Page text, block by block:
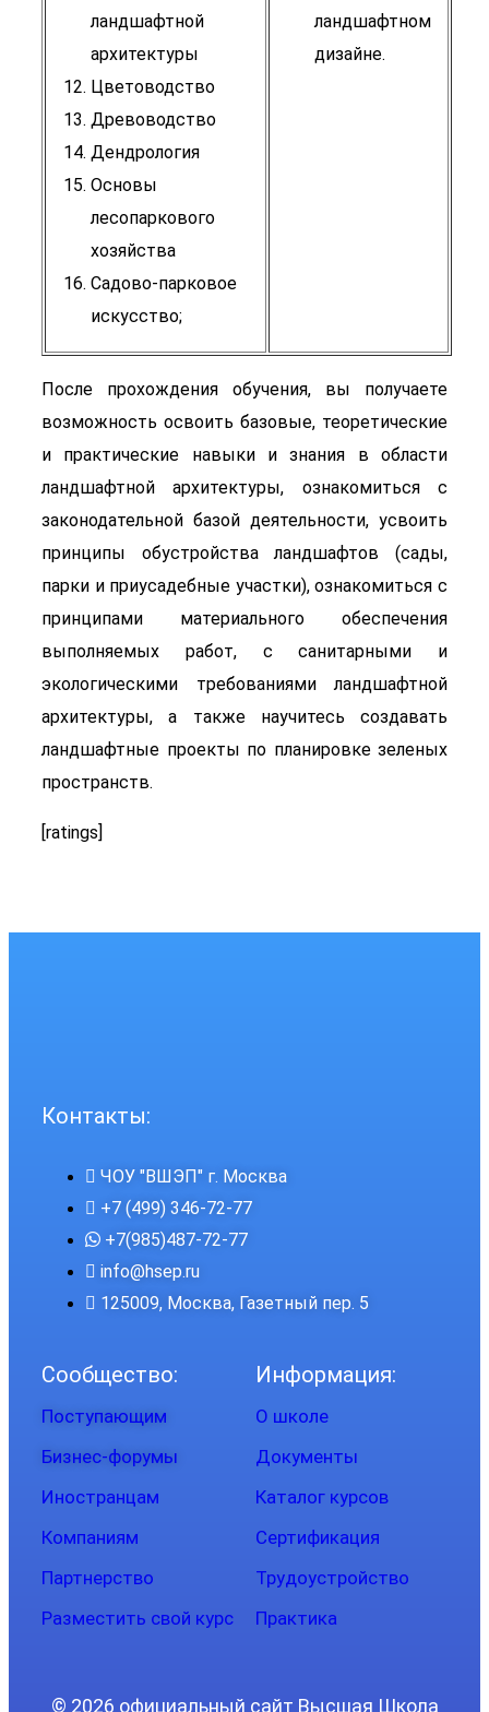
ландшафтной
архитектуры
Цветоводство
Древоводство
Дендрология
Основы
лесопаркового
хозяйства
Садово-парковое
искусство;
ландшафтном
дизайне.
После прохождения обучения, вы получаете
возможность освоить базовые, теоретические
и практические навыки и знания в области
ландшафтной архитектуры, ознакомиться с
законодательной базой деятельности, усвоить
принципы обустройства ландшафтов (сады,
парки и приусадебные участки), ознакомиться с
принципами материального обеспечения
выполняемых работ, с санитарными и
экологическими требованиями ландшафтной
архитектуры, а также научитесь создавать
ландшафтные проекты по планировке зеленых
пространств.
[ratings]
Контакты:
ЧОУ "ВШЭП" г. Москва
+7 (499) 346-72-77
+7(985)487-72-77
info@hsep.ru
125009, Москва, Газетный пер. 5
Сообщество:
Поступающим
Бизнес-форумы
Иностранцам
Компаниям
Партнерство
Разместить свой курс
Информация:
О школе
Документы
Каталог курсов
Сертификация
Трудоустройство
Практика
© 2026 официальный сайт Высшая Школа